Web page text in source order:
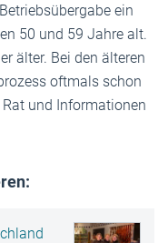
ein
50 und 59 Jahre alt.
älter. Bei den älteren
oftmals schon
und Informationen